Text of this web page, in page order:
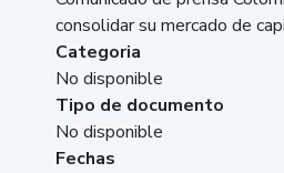
consolidar su mercado de
Categoria
No disponible
Tipo de documento
No disponible
Fechas